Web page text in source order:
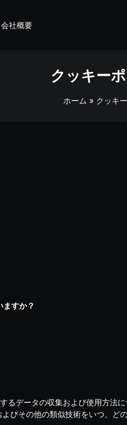
会社概要
クッキー
ホーム » クッキ
すか？
るデータの収集および使用方法
びその他の類似技術をいつ、ど